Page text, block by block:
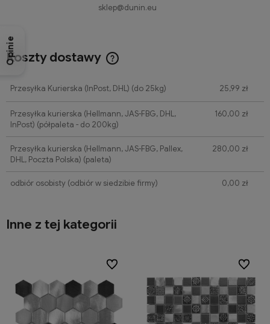
sklep@dunin.eu
Koszty dostawy
Przesyłka Kurierska (InPost, DHL) (do 25kg) 25,99 zł
Przesyłka kurierska (Hellmann, JAS-FBG, DHL,
InPost) (półpaleta - do 200kg)
160,00 zł
Przesyłka kurierska (Hellmann, JAS-FBG, Pallex,
DHL, Poczta Polska) (paleta)
280,00 zł
odbiór osobisty(odbiór w siedzibie firmy) 0,00 zł
Inne z tej kategorii
Do ulubionych
Do ulubionych Do
Do
Opinie